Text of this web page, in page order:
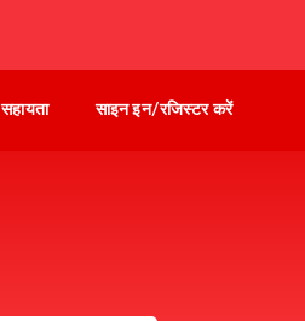
सहायता साइन इन/रजिस्टर करें